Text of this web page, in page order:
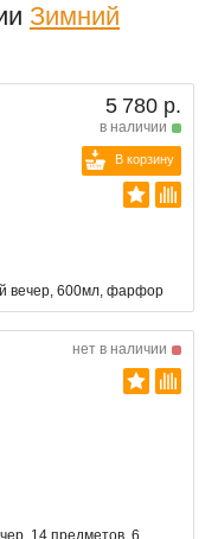
Зимний
5 780 р.
в наличии
В корзину
вечер, 600мл, фарфор
нет в наличии
14 предметов, 6